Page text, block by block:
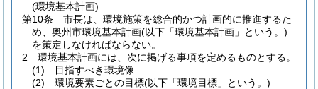
(環境基本計画)
第10条
市長は、環境施策を総合的かつ計画的に推進するた
め、奥州市環境基本計画(以下「環境基本計画」という。)
を策定しなければならない。
2
環境基本計画には、次に掲げる事項を定めるものとする。
(1)
目指すべき環境像
(2)
環境要素ごとの目標(以下「環境目標」という。)